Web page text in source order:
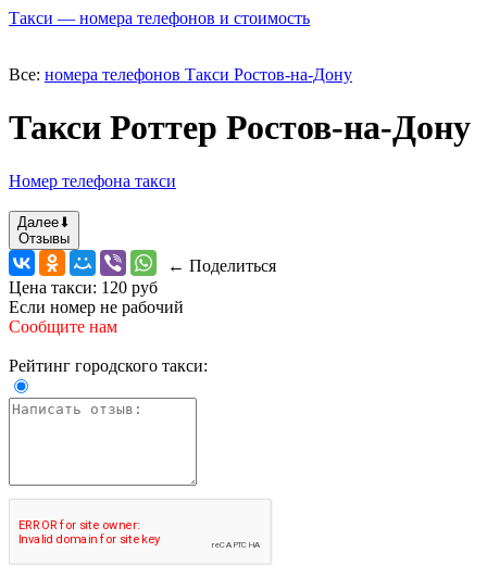
Такси — номера телефонов и стоимость
Все: номера телефонов Такси Ростов-на-Дону
Такси Роттер Ростов-на-Дону
Номер телефона такси
Далее⬇
Отзывы
← Поделиться
Цена такси: 120 руб
Если номер не рабочий
Сообщите нам
Рейтинг городского такси: